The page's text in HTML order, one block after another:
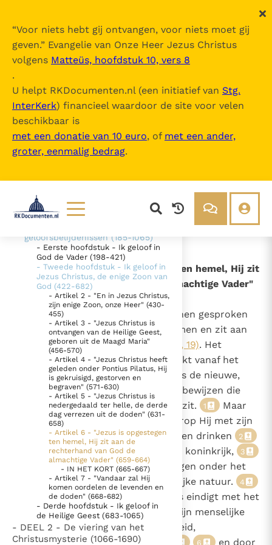
“Voor niets hebt gij ontvangen, voor niets moet gij
geven.” Evangelie van Onze Heer Jezus Christus
volgens Matteüs, hoofdstuk 10, vers 8
.
U helpt RKDocumenten.nl (een initiatief van Stg.
InterKerk) financieel waardoor de site voor velen
beschikbaar is
met een donatie van 10 euro, of met een ander,
groter, eenmalig bedrag.
Lezen
Documenten
Thema’s
Berichten
Denzinger
Over ons
Over RK Documenten
Meedoen
Nieuwsbrief
Gebruiksvoorwaarden
Nieuwste Documenten
5. Het gebed van de Kerk
In Christus wordt onze honger vervuld
Leer de kostbare parel van Gods koninkrijk te
herkennen
Gods Koninkrijk groeit stilletjes door liefde, niet door
De mystiek. De mystieke verschijnselen en de
heiligheid
Berichten
Het Vaticaan publiceert een nieuwe Latijnse uitgave
van het Romeins martyrologium
Vaticaanse financiële waakhond verliest autonomie
Paus spreekt het Wereldvoedselprogramma toe
Catechismus van de Katholieke Kerk
Inhoudsopgave
uitklappen
- Intro
1065)
- EERSTE SECTIE - "Ik geloof" -
"Wij geloven" (26-184)
- TWEEDE SECTIE De belijdenis
geloofsbelijdenissen (185-1065)
- Eerste hoofdstuk - Ik geloof in
God de Vader (198-421)
- Tweede hoofdstuk - Ik geloof in
Jezus Christus, de enige Zoon van
God (422-682)
- Artikel 2 - "En in Jezus Christus,
zijn enige Zoon, onze Heer" (430-
455)
- Artikel 3 - "Jezus Christus is
ontvangen van de Heilige Geest,
geboren uit de Maagd Maria"
(456-570)
- Artikel 4 - "Jezus Christus heeft
geleden onder Pontius Pilatus, Hij
is gekruisigd, gestorven en
begraven" (571-630)
- Artikel 5 - "Jezus Christus is
nedergedaald ter helle, de derde
dag verrezen uit de doden" (631-
658)
- Artikel 6 - "Jezus is opgestegen
ten hemel, Hij zit aan de
rechterhand van God de
almachtige Vader" (659-664)
- IN HET KORT (665-667)
- Artikel 7 - "Vandaar zal Hij
komen oordelen de levenden en
de doden" (668-682)
- Derde hoofdstuk - Ik geloof in
de Heilige Geest (683-1065)
- DEEL 2 - De viering van het
Christusmysterie (1066-1690)
- Artikel 6 - "Jezus is opgestegen ten hemel, Hij zit
aan de rechterhand van God de almachtige Vader"
(659-664)
"Nadat de Heer Jezus aldus tot hen gesproken
had, werd Hij ten hemel opgenomen en zit aan
de rechterhand van God"(Mc. 16, 19). Het
lichaam van Christus is verheerlijkt vanaf het
ogenblik van zijn verrijzenis, zoals de nieuwe,
bovennatuurlijke eigenschappen bewijzen die
zijn lichaam voortaan blijvend bezit. 1
Maar
gedurende de veertig dagen waarop Hij met zijn
leerlingen vertrouwelijk zal eten en drinken 2
en hen zal onderrichten over het koninkrijk, 3
blijft zijn heerlijkheid nog verborgen onder het
uiterlijk van een gewone, menselijke natuur. 4
De laatste verschijning van Jezus eindigt met het
onomkeerbare binnengaan van zijn menselijke
natuur in de goddelijke heerlijkheid,
gesymboliseerd door de wolk
6
en door